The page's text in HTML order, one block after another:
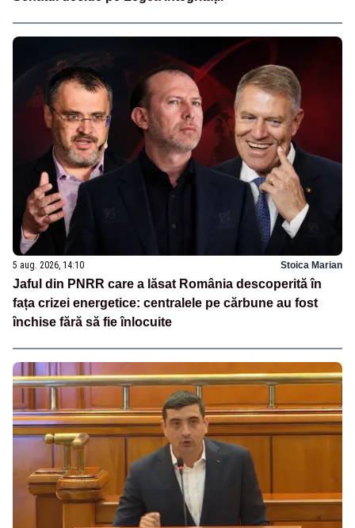
5 aug. 2026, 14:10 Stoica Marian
Jaful din PNRR care a lăsat România descoperită în
fața crizei energetice: centralele pe cărbune au fost
închise fără să fie înlocuite